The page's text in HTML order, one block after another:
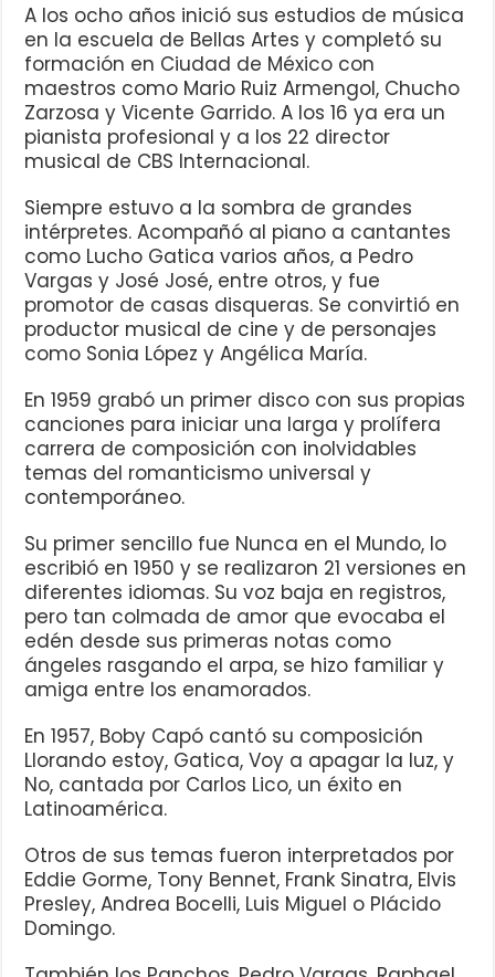
A los ocho años inició sus estudios de música
en la escuela de Bellas Artes y completó su
formación en Ciudad de México con
maestros como Mario Ruiz Armengol, Chucho
Zarzosa y Vicente Garrido. A los 16 ya era un
pianista profesional y a los 22 director
musical de CBS Internacional.
Siempre estuvo a la sombra de grandes
intérpretes. Acompañó al piano a cantantes
como Lucho Gatica varios años, a Pedro
Vargas y José José, entre otros, y fue
promotor de casas disqueras. Se convirtió en
productor musical de cine y de personajes
como Sonia López y Angélica María.
En 1959 grabó un primer disco con sus propias
canciones para iniciar una larga y prolífera
carrera de composición con inolvidables
temas del romanticismo universal y
contemporáneo.
Su primer sencillo fue Nunca en el Mundo, lo
escribió en 1950 y se realizaron 21 versiones en
diferentes idiomas. Su voz baja en registros,
pero tan colmada de amor que evocaba el
edén desde sus primeras notas como
ángeles rasgando el arpa, se hizo familiar y
amiga entre los enamorados.
En 1957, Boby Capó cantó su composición
Llorando estoy, Gatica, Voy a apagar la luz, y
No, cantada por Carlos Lico, un éxito en
Latinoamérica.
Otros de sus temas fueron interpretados por
Eddie Gorme, Tony Bennet, Frank Sinatra, Elvis
Presley, Andrea Bocelli, Luis Miguel o Plácido
Domingo.